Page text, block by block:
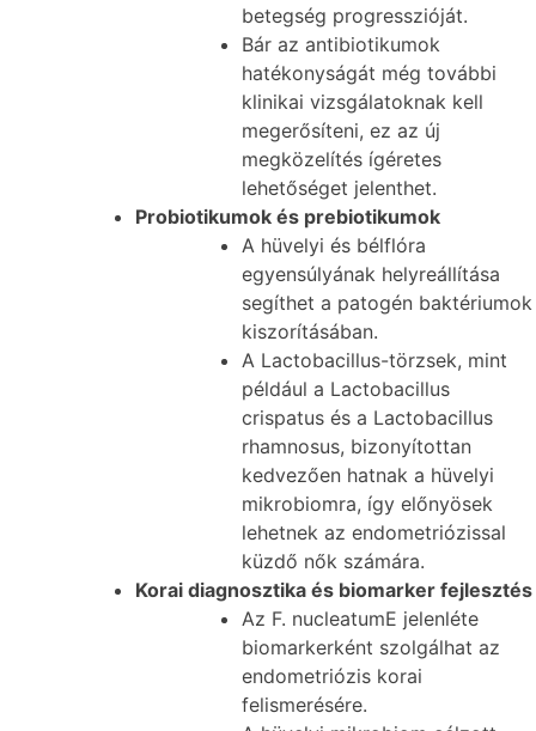
betegség progresszióját.
Bár az antibiotikumok
hatékonyságát még további
klinikai vizsgálatoknak kell
megerősíteni, ez az új
megközelítés ígéretes
lehetőséget jelenthet.
Probiotikumok és prebiotikumok
A hüvelyi és bélflóra
egyensúlyának helyreállítása
segíthet a patogén baktériumok
kiszorításában.
A Lactobacillus-törzsek, mint
például a Lactobacillus
crispatus és a Lactobacillus
rhamnosus, bizonyítottan
kedvezően hatnak a hüvelyi
mikrobiomra, így előnyösek
lehetnek az endometriózissal
küzdő nők számára.
Korai diagnosztika és biomarker fejlesztés
Az F. nucleatumE jelenléte
biomarkerként szolgálhat az
endometriózis korai
felismerésére.